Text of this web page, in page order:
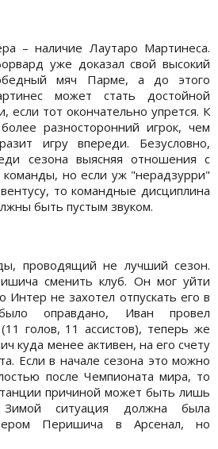
– наличие Лаутаро Мартинеса.
уже доказал свой высокий
мяч Парме, а до этого
может стать достойной
если тот окончательно упрется. К
разносторонний игрок, чем
игру впереди. Безусловно,
сезона выясняя отношения с
но если уж "нерадзурри"
то командные дисциплина
быть пустым звуком.
проводящий не лучший сезон.
сменить клуб. Он мог уйти
не захотел отпускать его в
оправдано, Иван провел
голов, 11 ассистов), теперь же
куда менее активен, на его счету
Если в начале сезона это можно
после Чемпионата мира, то
причиной может быть лишь
Зимой ситуация должна была
Перишича в Арсенал, но